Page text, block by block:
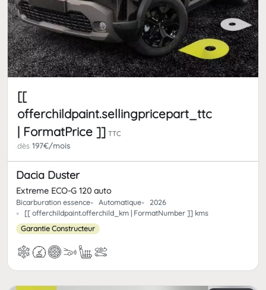
[[
offerchildpaint.sellingpricepart_ttc
| FormatPrice ]] TTC
dès 197€/mois
Dacia Duster
Extreme ECO-G 120 auto
Bicarburation essence Automatique
2026
[[ offerchildpaint.offerchild_km | FormatNumber ]] kms
Garantie Constructeur